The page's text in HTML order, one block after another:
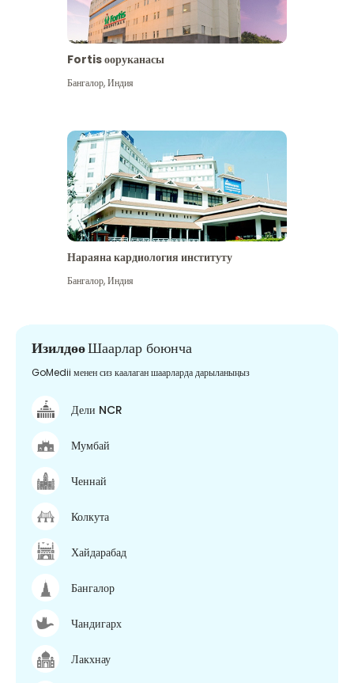
Fortis ооруканасы
Бангалор,Индия
Нараяна кардиология институту
Бангалор,Индия
ИзилдөөШаарлар боюнча
GoMedii менен сиз каалаган шаарларда дарыланыңыз
Дели NCR
Мумбай
Ченнай
Колкута
Хайдарабад
Бангалор
Чандигарх
Лакхнау